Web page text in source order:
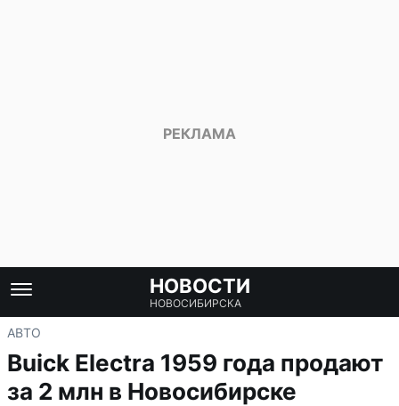
НОВОСТИ
НОВОСИБИРСКА
АВТО
Buick Electra 1959 года продают
за 2 млн в Новосибирске